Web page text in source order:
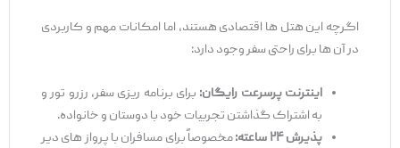
اگرچه این هتل ‌ها اقتصادی هستند، اما امکانات مهم و کاربردی
در آن‌ ها برای راحتی سفر وجود دارد:
اینترنت پرسرعت رایگان:برای برنامه‌ ریزی سفر، رزرو تور و
به اشتراک گذاشتن تجربیات خود با دوستان و خانواده.
پذیرش۲۴ساعته:مخصوصاً برای مسافران با پرواز های دیر